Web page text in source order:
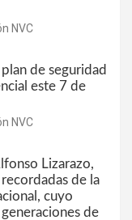
NVC
de seguridad
este 7 de
NVC
Lizarazo,
de la
cuyo
de